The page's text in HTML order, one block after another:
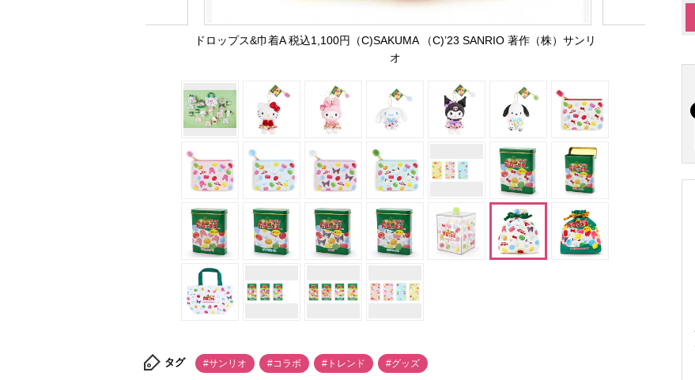
ドロップス&巾着A 税込1,100円（C)SAKUMA （C)’23 SANRIO 著作（株）サンリ
オ
タグ #サンリオ #コラボ #トレンド #グッズ